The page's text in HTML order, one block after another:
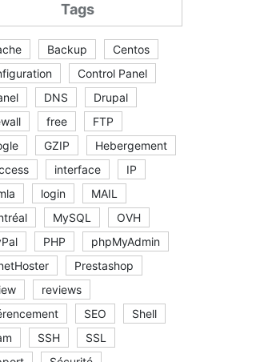
Tags
Backup
Centos
Control Panel
DNS
Drupal
free
FTP
GZIP
Hebergement
interface
IP
login
MAIL
MySQL
OVH
PHP
phpMyAdmin
Prestashop
reviews
SEO
Shell
SSH
SSL